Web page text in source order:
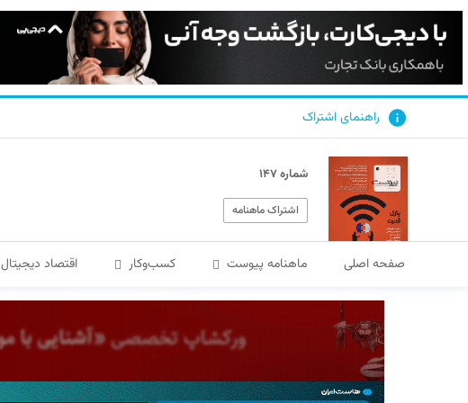
راهنمای اشتراک
شماره ۱۴۷
اشتراک ماهنامه
صفحه اصلی ماهنامه پیوست کسب‌و‌کار اقتصاد دیجیتال